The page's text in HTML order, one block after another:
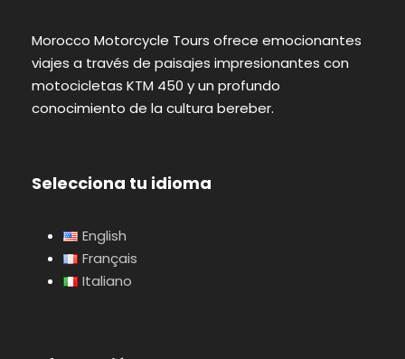
Morocco Motorcycle Tours ofrece emocionantes
viajes a través de paisajes impresionantes con
motocicletas KTM 450 y un profundo
conocimiento de la cultura bereber.
Selecciona tu idioma
English
Français
Italiano